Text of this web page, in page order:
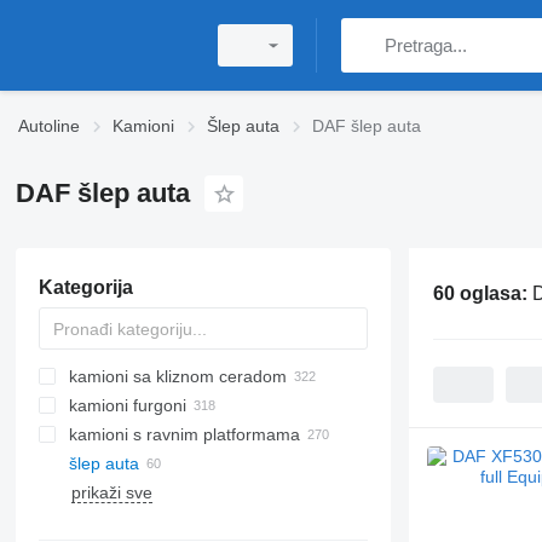
Autoline Kamioni Šlep auta DAF šlep auta
DAF šlep auta
Kategorija
kamioni sa kliznom ceradom
kamioni furgoni
kamioni s ravnim platformama
šlep auta
prikaži sve
60 oglasa: